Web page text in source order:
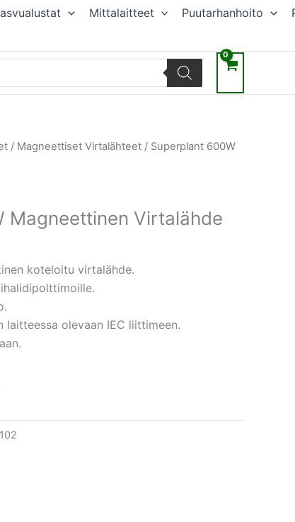
Mittalaitteet Puutarhanhoito
/ Magneettiset Virtalähteet / Superplant 600W
Magneettinen Virtalähde
€.
koteloitu virtalähde.
laitteessa olevaan IEC liittimeen.